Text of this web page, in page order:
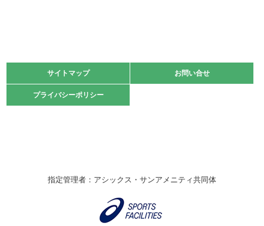
緑ケ丘体育館
2021.10.23
卓球選手権大会ラージボールの部開催☆
伊丹市総合体育大会 バレーボール大会が開催されました
サイトマップ お問い合せ
プライバシーポリシー
サイトマップ お問い合せ
プライバシーポリシー
指定管理者：アシックス・サンアメニティ共同体